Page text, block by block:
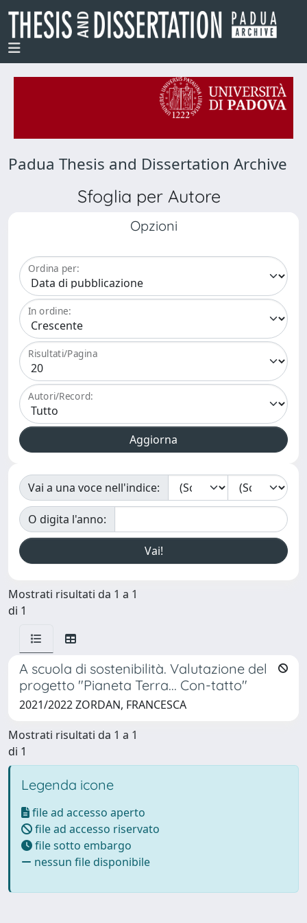
Padua Thesis and Dissertation Archive
Sfoglia per Autore
Opzioni
Ordina per:
In ordine:
Risultati/Pagina
Autori/Record:
Vai a una voce nell'indice:
O digita l'anno:
Mostrati risultati da 1 a 1
di 1
A scuola di sostenibilità. Valutazione del
progetto "Pianeta Terra... Con-tatto"
2021/2022 ZORDAN, FRANCESCA
Mostrati risultati da 1 a 1
di 1
Legenda icone
file ad accesso aperto
file ad accesso riservato
file sotto embargo
nessun file disponibile